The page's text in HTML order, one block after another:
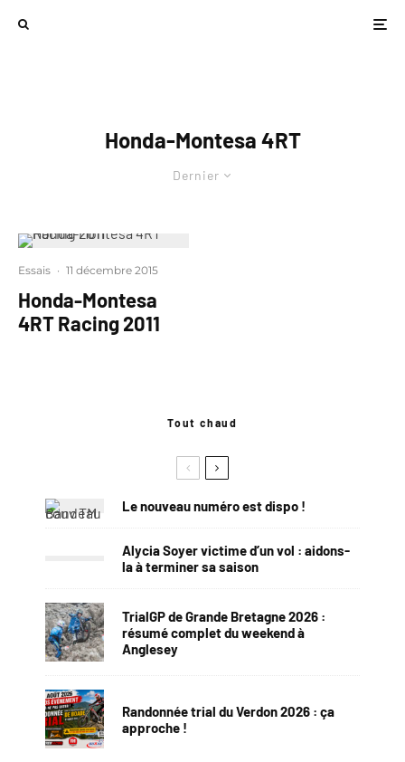
Honda-Montesa 4RT
Dernier
Essais · 11 décembre 2015
Honda-Montesa
4RT Racing 2011
Tout chaud
Le nouveau numéro est dispo !
Alycia Soyer victime d’un vol : aidons-
la à terminer sa saison
TrialGP de Grande Bretagne 2026 :
résumé complet du weekend à
Anglesey
Randonnée trial du Verdon 2026 : ça
approche !